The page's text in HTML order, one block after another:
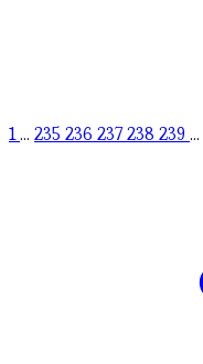
1... 235 236 237238 239 ...